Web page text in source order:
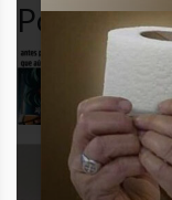
Popular en